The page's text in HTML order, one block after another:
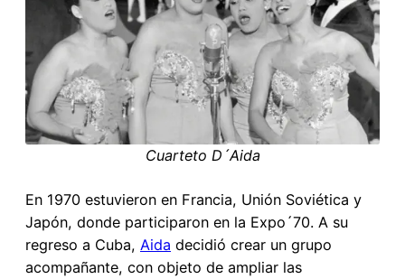
Cuarteto D´Aida
En 1970 estuvieron en Francia, Unión Soviética y
Japón, donde participaron en la Expo´70. A su
regreso a Cuba, Aida decidió crear un grupo
acompañante, con objeto de ampliar las